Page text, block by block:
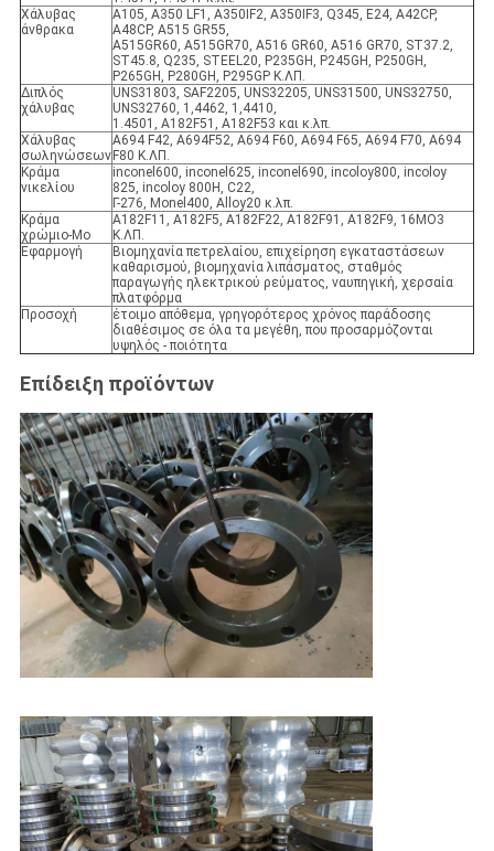
Χάλυβας
άνθρακα
A105, A350 LF1, A350IF2, A350IF3, Q345, E24, A42CP,
A48CP, A515 GR55,
A515GR60, A515GR70, A516 GR60, A516 GR70, ST37.2,
ST45.8, Q235, STEEL20, P235GH, P245GH, P250GH,
P265GH, P280GH, P295GP Κ.ΛΠ.
Διπλός
χάλυβας
UNS31803, SAF2205, UNS32205, UNS31500, UNS32750,
UNS32760, 1,4462, 1,4410,
1.4501, A182F51, A182F53 και κ.λπ.
Χάλυβας
σωληνώσεων
A694 F42, A694F52, A694 F60, A694 F65, A694 F70, A694
F80 Κ.ΛΠ.
Κράμα
νικελίου
inconel600, inconel625, inconel690, incoloy800, incoloy
825, incoloy 800H, C22,
Γ-276, Monel400, Alloy20 κ.λπ.
Κράμα
χρώμιο-Mo
A182F11, A182F5, A182F22, A182F91, A182F9, 16MO3
Κ.ΛΠ.
Εφαρμογή
Βιομηχανία πετρελαίου, επιχείρηση εγκαταστάσεων
καθαρισμού, βιομηχανία λιπάσματος, σταθμός
παραγωγής ηλεκτρικού ρεύματος, ναυπηγική, χερσαία
πλατφόρμα
Προσοχή
έτοιμο απόθεμα, γρηγορότερος χρόνος παράδοσης
διαθέσιμος σε όλα τα μεγέθη, που προσαρμόζονται
υψηλός - ποιότητα
Επίδειξη προϊόντων